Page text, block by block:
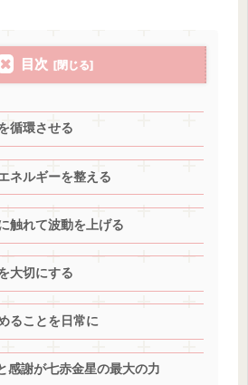
目次
循環させる
ネルギーを整える
触れて波動を上げる
大切にする
ることを日常に
感謝が七赤金星の最大の力